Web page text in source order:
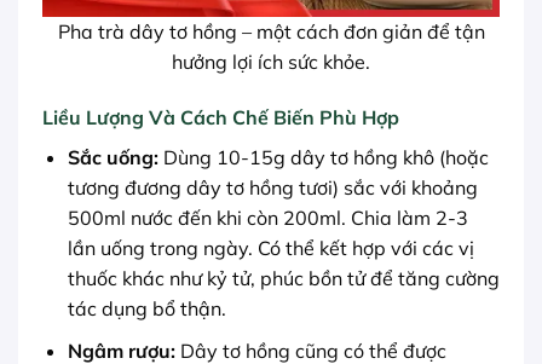
Pha trà dây tơ hồng – một cách đơn giản để tận
hưởng lợi ích sức khỏe.
Liều Lượng Và Cách Chế Biến Phù Hợp
Sắc uống:Dùng 10-15g dây tơ hồng khô (hoặc
tương đương dây tơ hồng tươi) sắc với khoảng
500ml nước đến khi còn 200ml. Chia làm 2-3
lần uống trong ngày. Có thể kết hợp với các vị
thuốc khác như kỷ tử, phúc bồn tử để tăng cường
tác dụng bổ thận.
Ngâm rượu:Dây tơ hồng cũng có thể được